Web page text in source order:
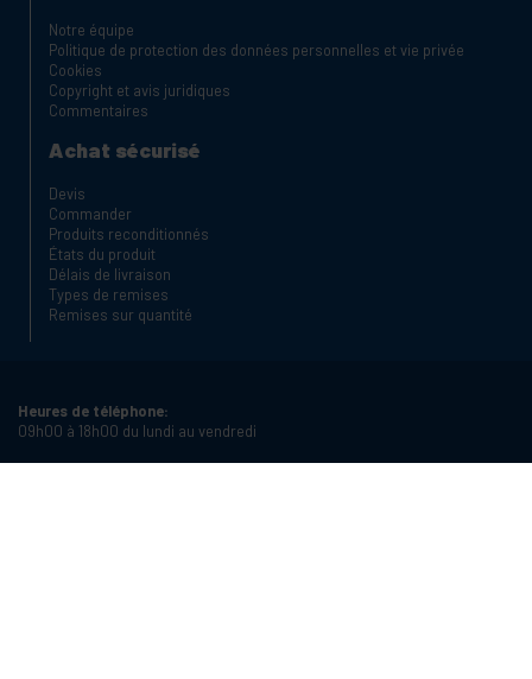
Notre équipe
Politique de protection des données personnelles et vie privée
Cookies
Copyright et avis juridiques
Commentaires
Achat sécurisé
Devis
Commander
Produits reconditionnés
États du produit
Délais de livraison
Types de remises
Remises sur quantité
Heures de téléphone:
09h00 à 18h00 du lundi au vendredi